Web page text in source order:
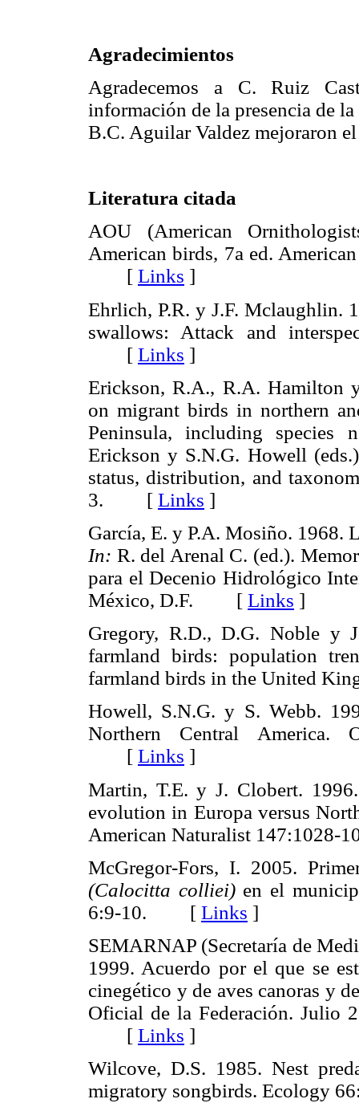
Agradecimientos
Agradecemos a C. Ruiz
información de la presencia de
B.C. Aguilar Valdez mejoraron
Literatura citada
AOU (American
American birds, 7a ed.
[ Links ]
Ehrlich, P.R. y J.F. Mclaughlin.
swallows: Attack and
[ Links ]
Erickson, R.A., R.A. Hamilton
on migrant birds in northern
Peninsula, including
Erickson y S.N.G. Howell
status, distribution, and
3. [ Links ]
García, E. y P.A. Mosiño. 1968.
In: R. del Arenal C. (ed.).
para el Decenio Hidrológico
México, D.F. [ Links ]
Gregory, R.D., D.G. Noble y
farmland birds: population
farmland birds in the United
Howell, S.N.G. y S. Webb.
Northern Central America.
[ Links ]
Martin, T.E. y J. Clobert.
evolution in Europa versus
American Naturalist
McGregor-Fors, I. 2005.
(Calocitta colliei)en el
6:9-10. [ Links ]
SEMARNAP (Secretaría de
1999. Acuerdo por el que se
cinegético y de aves canoras y
Oficial de la Federación. Julio
[ Links ]
Wilcove, D.S. 1985. Nest
migratory songbirds.